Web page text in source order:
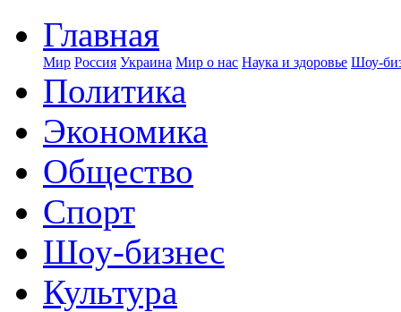
Главная
Мир Россия Украина Мир о нас Наука и здоровье Шоу-
Политика
Экономика
Общество
Спорт
Шоу-бизнес
Культура